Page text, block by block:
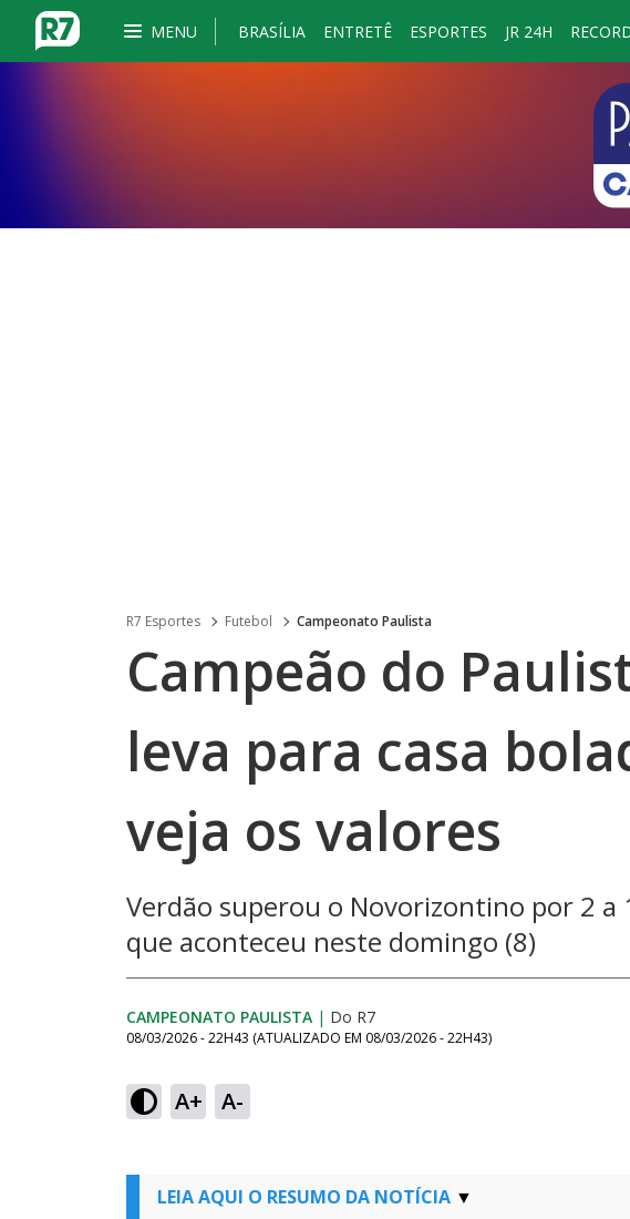
MENU BRASÍLIA ENTRETÊ ESPORTES JR 24H
R7 Esportes Futebol Campeonato Paulista
Campeão do
leva para casa
veja os valores
Verdão superou o Novorizontino por 2
que aconteceu neste domingo (8)
CAMPEONATO PAULISTA | Do R7
08/03/2026 - 22H43 (ATUALIZADO EM 08/03/2026 - 22H43)
A+ A-
LEIA AQUI O RESUMO DA NOTÍCIA